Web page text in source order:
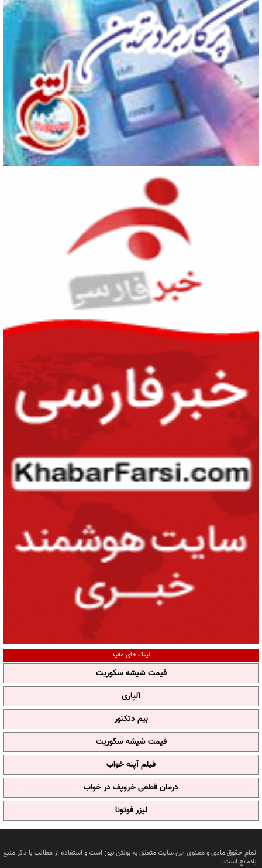
لینک های مفید
قیمت شیشه سکوریت
آلپاری
بیم دتکتور
قیمت شیشه سکوریت
فیلم آپنه خواب
درمان قطعی خروپف در خواب
لیزر فوتونا
تمام حقوق مادی و معنوی این سایت متعلق به بولتن نیوز است و استفاده از مطالب با ذکر منبع
بلامانع است.